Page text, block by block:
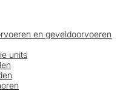
en geveldoorvoeren
units